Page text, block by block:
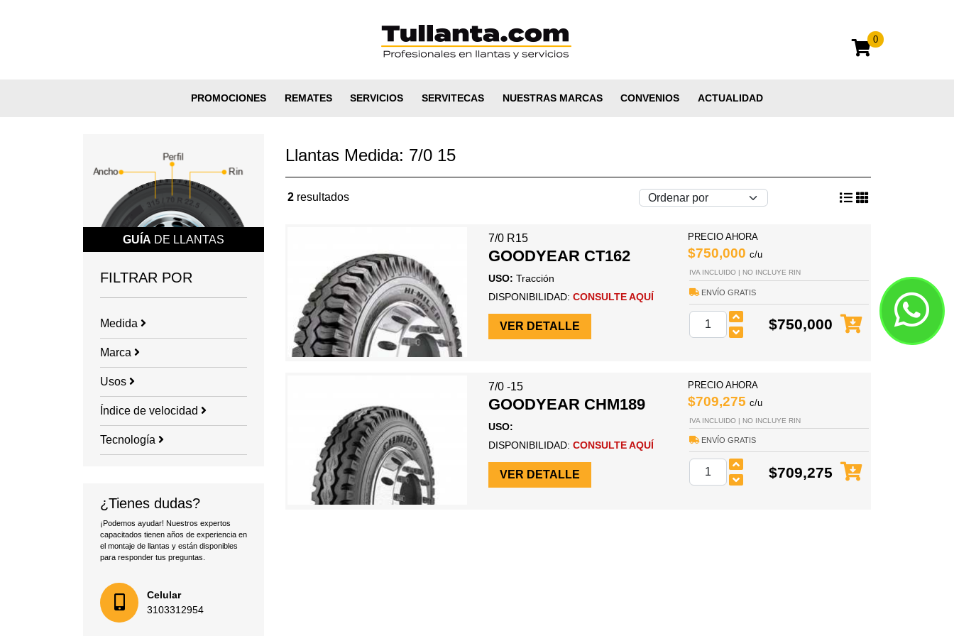
0
PROMOCIONES REMATES SERVICIOS SERVITECAS NUESTRAS MARCAS CONVENIOS ACTUALIDAD
GUÍA DE LLANTAS
FILTRAR POR
Medida
Marca
Usos
Índice de velocidad
Tecnología
¿Tienes dudas?
¡Podemos ayudar! Nuestros expertos
capacitados tienen años de experiencia en
el montaje de llantas y están disponibles
para responder tus preguntas.
Celular
3103312954
Llantas Medida: 7/0 15
2 resultados
7/0 R15
GOODYEAR CT162
USO: Tracción
DISPONIBILIDAD: CONSULTE AQUÍ
VER DETALLE
PRECIO AHORA
$750,000 c/u
IVA INCLUIDO | NO INCLUYE RIN
ENVÍO GRATIS
$750,000
7/0 -15
GOODYEAR CHM189
USO:
DISPONIBILIDAD: CONSULTE AQUÍ
VER DETALLE
PRECIO AHORA
$709,275 c/u
IVA INCLUIDO | NO INCLUYE RIN
ENVÍO GRATIS
$709,275